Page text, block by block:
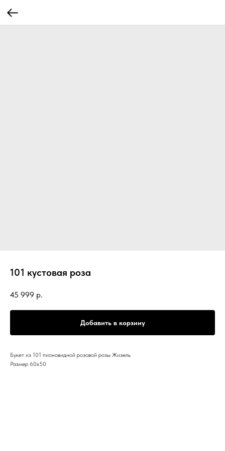
101 кустовая роза
45 999 р.
Добавить в корзину
Букет из 101 пионовидной розовой розы Жизель
Размер 60х50